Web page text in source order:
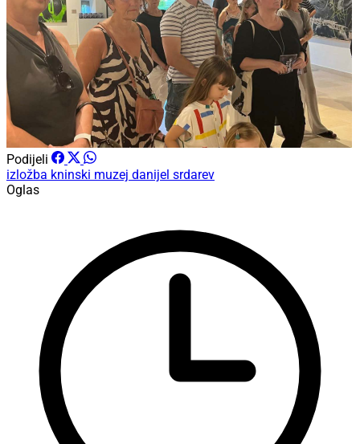
Podijeli
izložba kninski muzej danijel srdarev
Oglas